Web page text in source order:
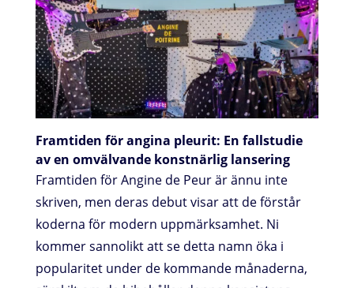
Framtiden för angina pleurit: En fallstudie
av en omvälvande konstnärlig lansering
Framtiden för Angine de Peur är ännu inte
skriven, men deras debut visar att de förstår
koderna för modern uppmärksamhet. Ni
kommer sannolikt att se detta namn öka i
popularitet under de kommande månaderna,